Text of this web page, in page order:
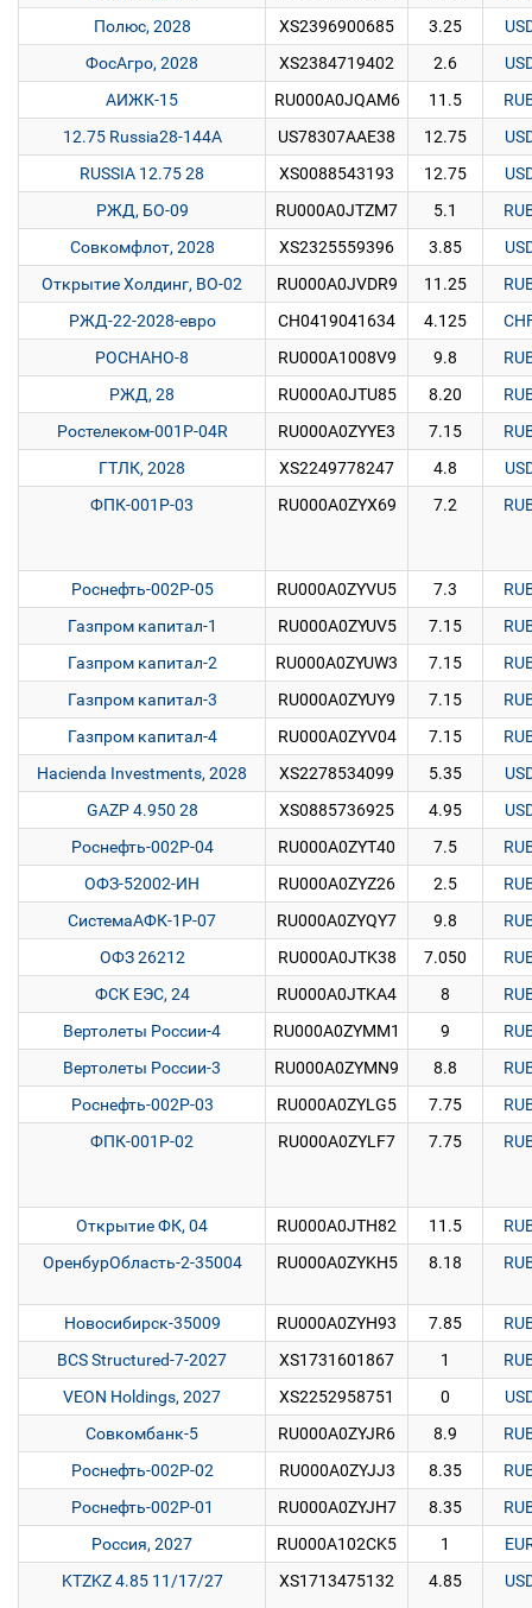
Полюс, 2028
XS2396900685 3.25
ФосАгро, 2028
XS2384719402 2.6
АИЖК-15
RU000A0JQAM6 11.5
12.75 Russia28-144A
US78307AAE38 12.75
RUSSIA 12.75 28
XS0088543193 12.75
РЖД, БО-09
RU000A0JTZM7 5.1
Совкомфлот, 2028
XS2325559396 3.85
Открытие Холдинг, BO-02
RU000A0JVDR9 11.25
РЖД-22-2028-евро
CH0419041634 4.125
РОСНАНО-8
RU000A1008V9 9.8
РЖД, 28
RU000A0JTU85 8.20
Ростелеком-001P-04R
RU000A0ZYYE3 7.15
ГТЛК, 2028
XS2249778247 4.8
ФПК-001Р-03
RU000A0ZYX69 7.2
Роснефть-002Р-05 RU000A0ZYVU5 7.3
Газпром капитал-1
RU000A0ZYUV5 7.15
Газпром капитал-2
RU000A0ZYUW3 7.15
Газпром капитал-3
RU000A0ZYUY9 7.15
Газпром капитал-4
RU000A0ZYV04 7.15
Hacienda Investments, 2028
XS2278534099 5.35
GAZP 4.950 28
XS0885736925 4.95
Роснефть-002Р-04
RU000A0ZYT40 7.5
ОФЗ-52002-ИН
RU000A0ZYZ26 2.5
СистемаАФК-1Р-07
RU000A0ZYQY7 9.8
ОФЗ 26212
RU000A0JTK38 7.050
ФСК ЕЭС, 24
RU000A0JTKA4 8
Вертолеты России-4
RU000A0ZYMM1 9
Вертолеты России-3
RU000A0ZYMN9 8.8
Роснефть-002Р-03
RU000A0ZYLG5 7.75
ФПК-001Р-02
RU000A0ZYLF7 7.75
Открытие ФК, 04 RU000A0JTH82 11.5
ОренбурОбласть-2-35004
RU000A0ZYKH5 8.18
Новосибирск-35009 RU000A0ZYH93 7.85
BCS Structured-7-2027
XS1731601867 1
VEON Holdings, 2027
XS2252958751 0
Совкомбанк-5
RU000A0ZYJR6 8.9
Роснефть-002Р-02
RU000A0ZYJJ3 8.35
Роснефть-002Р-01
RU000A0ZYJH7 8.35
Россия, 2027
RU000A102CK5 1
KTZKZ 4.85 11/17/27
XS1713475132 4.85